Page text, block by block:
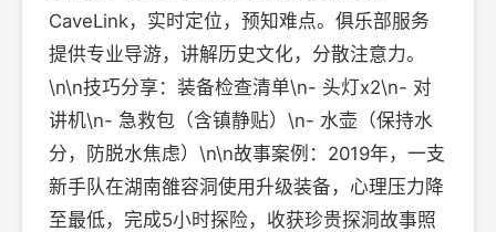
CaveLink，实时定位，预知难点。俱乐部服务
提供专业导游，讲解历史文化，分散注意力。
\n\n技巧分享：装备检查清单\n- 头灯x2\n- 对
讲机\n- 急救包（含镇静贴）\n- 水壶（保持水
分，防脱水焦虑）\n\n故事案例：2019年，一支
新手队在湖南雒容洞使用升级装备，心理压力降
至最低，完成5小时探险，收获珍贵探洞故事照